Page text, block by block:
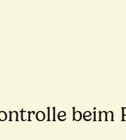
beim